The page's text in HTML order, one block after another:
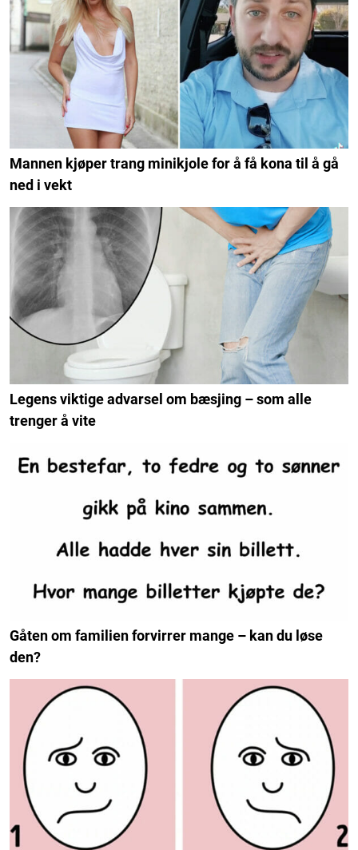
Mannen kjøper trang minikjole for å få kona til å gå
ned i vekt
Legens viktige advarsel om bæsjing – som alle
trenger å vite
Gåten om familien forvirrer mange – kan du løse
den?